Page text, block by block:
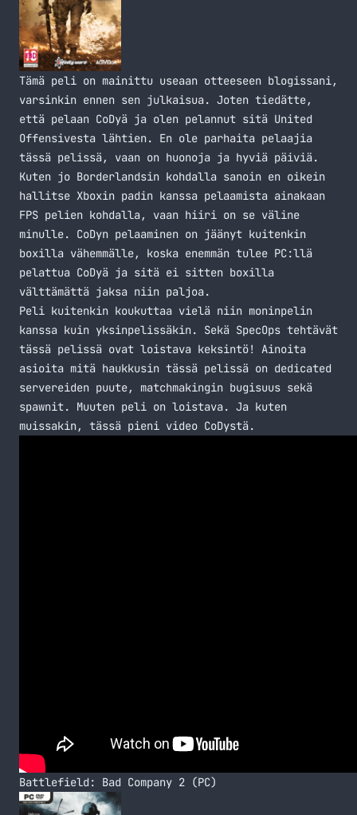
Tämä peli on mainittu useaan otteeseen blogissani,
varsinkin ennen sen julkaisua. Joten tiedätte,
että pelaan CoDyä ja olen pelannut sitä United
Offensivesta lähtien. En ole parhaita pelaajia
tässä pelissä, vaan on huonoja ja hyviä päiviä.
Kuten jo Borderlandsin kohdalla sanoin en oikein
hallitse Xboxin padin kanssa pelaamista ainakaan
FPS pelien kohdalla, vaan hiiri on se väline
minulle. CoDyn pelaaminen on jäänyt kuitenkin
boxilla vähemmälle, koska enemmän tulee PC:llä
pelattua CoDyä ja sitä ei sitten boxilla
välttämättä jaksa niin paljoa.
Peli kuitenkin koukuttaa vielä niin moninpelin
kanssa kuin yksinpelissäkin. Sekä SpecOps tehtävät
tässä pelissä ovat loistava keksintö! Ainoita
asioita mitä haukkusin tässä pelissä on dedicated
servereiden puute, matchmakingin bugisuus sekä
spawnit. Muuten peli on loistava. Ja kuten
muissakin, tässä pieni video CoDystä.
Battlefield: Bad Company 2 (PC)